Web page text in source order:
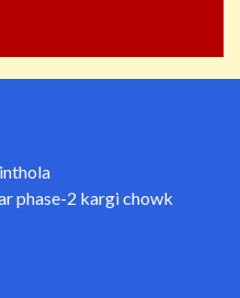
phase-2 kargi chowk